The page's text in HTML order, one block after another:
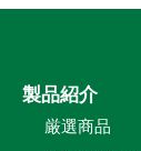
製品紹介
厳選商品